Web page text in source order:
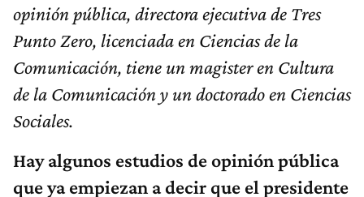
opinión pública, directora ejecutiva de Tres
Punto Zero, licenciada en Ciencias de la
Comunicación, tiene un magister en Cultura
de la Comunicación y un doctorado en Ciencias
Sociales.
Hay algunos estudios de opinión pública
que ya empiezan a decir que el presidente